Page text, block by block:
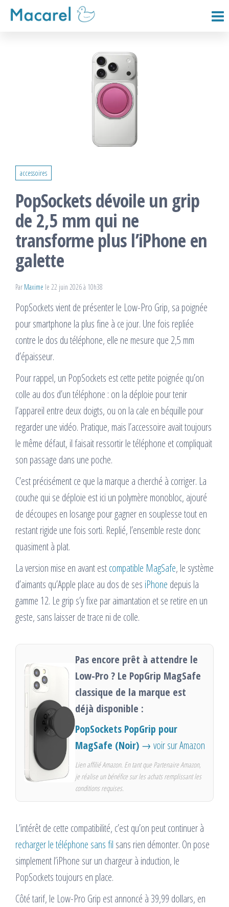
Passer
accessoires
PopSockets dévoile un grip
de 2,5 mm qui ne
transforme plus l’iPhone en
galette
Par Maxime le 22 juin 2026 à 10h38
PopSockets vient de présenter le Low-Pro Grip, sa poignée
pour smartphone la plus fine à ce jour. Une fois repliée
contre le dos du téléphone, elle ne mesure que 2,5 mm
d’épaisseur.
Pour rappel, un PopSockets est cette petite poignée qu’on
colle au dos d’un téléphone : on la déploie pour tenir
l’appareil entre deux doigts, ou on la cale en béquille pour
regarder une vidéo. Pratique, mais l’accessoire avait toujours
le même défaut, il faisait ressortir le téléphone et compliquait
son passage dans une poche.
C’est précisément ce que la marque a cherché à corriger. La
couche qui se déploie est ici un polymère monobloc, ajouré
de découpes en losange pour gagner en souplesse tout en
restant rigide une fois sorti. Replié, l’ensemble reste donc
quasiment à plat.
La version mise en avant estcompatible MagSafe, le système
d’aimants qu’Apple place au dos de ses iPhone depuis la
gamme 12. Le grip s’y fixe par aimantation et se retire en un
geste, sans laisser de trace ni de colle.
Pas encore prêt à attendre le
Low-Pro ? Le PopGrip MagSafe
classique de la marque est
déjà disponible :
PopSockets PopGrip pour
MagSafe (Noir) → voir sur Amazon
Lien affilié Amazon. En tant que Partenaire Amazon,
je réalise un bénéfice sur les achats remplissant les
conditions requises.
L’intérêt de cette compatibilité, c’est qu’on peut continuer à
recharger le téléphone sans fil sans rien démonter. On pose
simplement l’iPhone sur un chargeur à induction, le
PopSockets toujours en place.
Côté tarif, le Low-Pro Grip est annoncé à 39,99 dollars, en